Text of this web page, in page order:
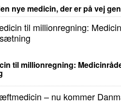
nye medicin, der er på vej
til millionregning: